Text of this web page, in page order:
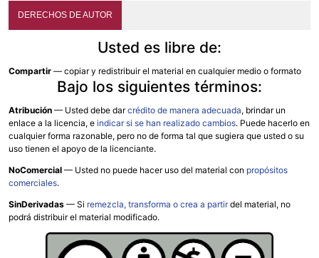
DERECHOS DE AUTOR
Usted es libre de:
Compartir — copiar y redistribuir el material en cualquier medio o formato
Bajo los siguientes términos:
Atribución — Usted debe darcrédito de manera adecuada, brindar un
enlace a la licencia, e indicar si se han realizado cambios. Puede hacerlo en
cualquier forma razonable, pero no de forma tal que sugiera que usted o su
uso tienen el apoyo de la licenciante.
NoComercial — Usted no puede hacer uso del material con propósitos
comerciales.
SinDerivadas — Si remezcla, transforma o crea a partirdel material, no
podrá distribuir el material modificado.